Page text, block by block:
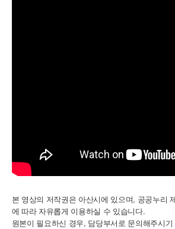
본 영상의 저작권은 아산시에 있으며, 공공누리
에 따라 자유롭게 이용하실 수 있습니다.
원본이 필요하신 경우, 담당부서로 문의해주시기